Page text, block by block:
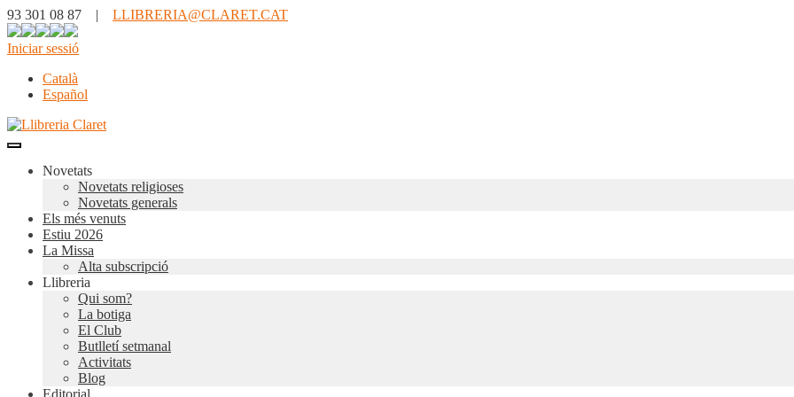
93 301 08 87 | LLIBRERIA@CLARET.CAT
Iniciar sessió
Català
Español
Novetats
Novetats religioses
Novetats generals
Els més venuts
Estiu 2026
La Missa
Alta subscripció
Llibreria
Qui som?
La botiga
El Club
Butlletí setmanal
Activitats
Blog
Editorial